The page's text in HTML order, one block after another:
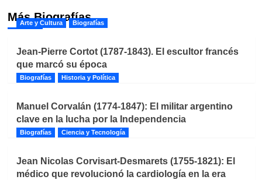
Más Biografías
Arte y Cultura Biografías
Jean-Pierre Cortot (1787-1843). El escultor francés
que marcó su época
Biografías Historia y Política
Manuel Corvalán (1774-1847): El militar argentino
clave en la lucha por la Independencia
Biografías Ciencia y Tecnología
Jean Nicolas Corvisart-Desmarets (1755-1821): El
médico que revolucionó la cardiología en la era